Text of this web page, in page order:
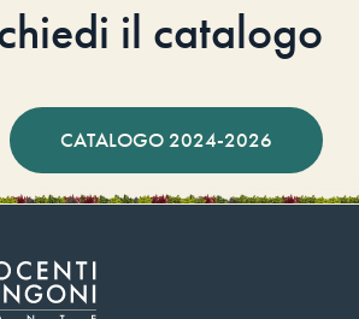
il catalogo
CATALOGO 2024-2026